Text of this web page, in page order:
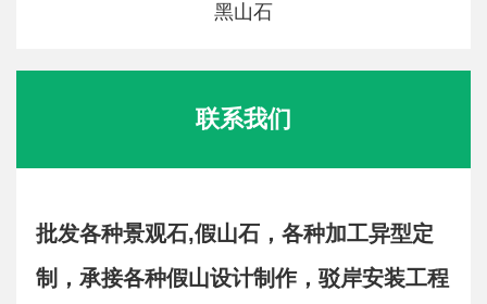
黑山石
联系我们
批发各种景观石,假山石，各种加工异型定
制，承接各种假山设计制作，驳岸安装工程